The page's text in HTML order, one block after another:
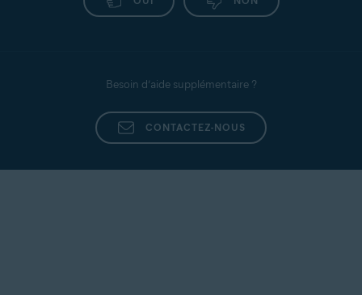
Besoin d’aide supplémentaire ?
CONTACTEZ-NOUS